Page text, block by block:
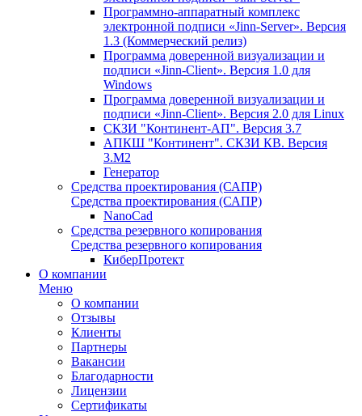
Программно-аппаратный комплекс
электронной подписи «Jinn-Server». Версия
1.3 (Коммерческий релиз)
Программа доверенной визуализации и
подписи «Jinn-Client». Версия 1.0 для
Windows
Программа доверенной визуализации и
подписи «Jinn-Client». Версия 2.0 для Linux
СКЗИ "Континент-АП". Версия 3.7
АПКШ "Континент". СКЗИ КВ. Версия
3.М2
Генератор
Средства проектирования (САПР)
Средства проектирования (САПР)
NanoCad
Средства резервного копирования
Средства резервного копирования
КиберПротект
О компании
Меню
О компании
Отзывы
Клиенты
Партнеры
Вакансии
Благодарности
Лицензии
Сертификаты